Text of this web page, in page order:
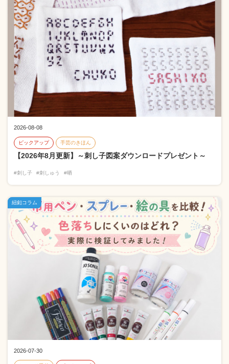
2026-08-08
ピックアップ 手芸のきほん
【2026年8月更新】～刺し子図案ダウンロードプレゼント～
#刺し子 #刺しゅう #晒
2026-07-30
紐釦コラム